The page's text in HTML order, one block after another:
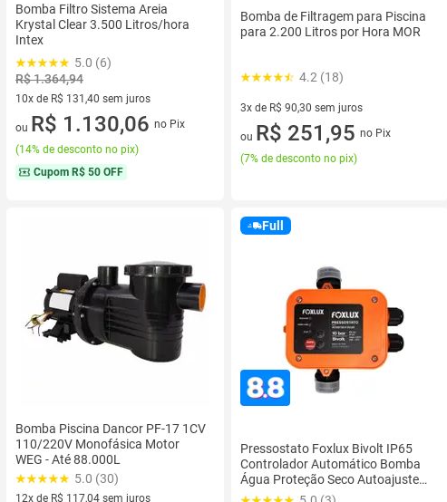
Bomba Filtro Sistema Areia
Krystal Clear 3.500 Litros/hora
Intex
5.0 (6)
R$ 1.364,94
10x de R$ 131,40 sem juros
10 vez de R$ 131,40 sem juros
ou R$ 1.130,06 no Pix
(14% de desconto no pix)
Cupom R$ 50 OFF
Bomba de Filtragem para Piscina
para 2.200 Litros por Hora MOR
4.2 (18)
3x de R$ 90,30 sem juros
3 vez de R$ 90,30 sem juros
ou R$ 251,95 no Pix
(7% de desconto no pix)
Bomba Piscina Dancor PF-17 1CV
110/220V Monofásica Motor
WEG - Até 88.000L
5.0 (30)
12x de R$ 117,04 sem juros
Full
Pressostato Foxlux Bivolt IP65
Controlador Automático Bomba
Água Proteção Seco Autoajuste
Pressão Sistema Inteligente Alta